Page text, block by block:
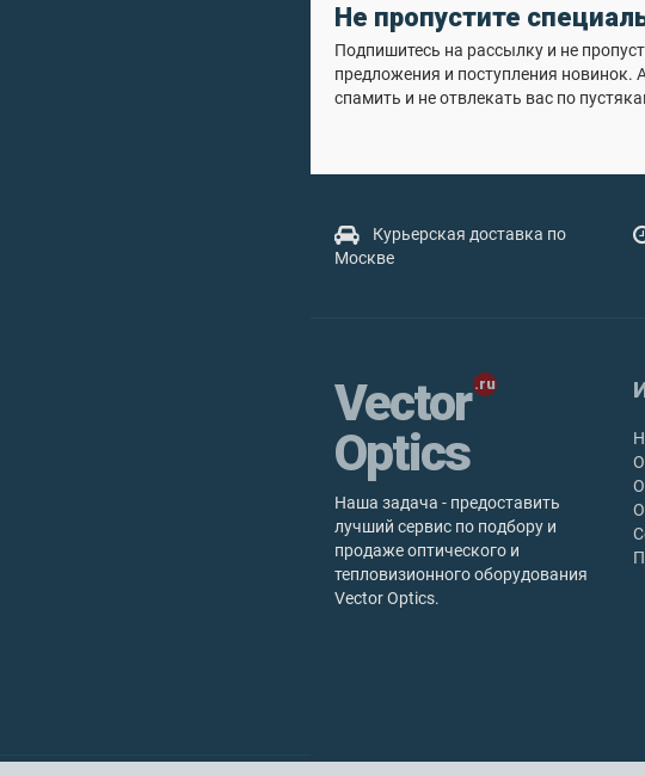
Не пропустите
Подпишитесь на рассылку и не
предложения и поступления
спамить и не отвлекать вас по
Курьерская доставка по
Москве
Vector
Optics
Наша задача - предоставить
лучший сервис по подбору и
продаже оптического и
тепловизионного оборудования
Vector Optics.